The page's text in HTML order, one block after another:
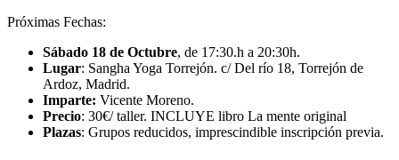
Próximas Fechas:
Sábado 18 de Octubre, de 17:30.h a 20:30h.
Lugar: Sangha Yoga Torrejón. c/ Del río 18, Torrejón de
Ardoz, Madrid.
Imparte: Vicente Moreno.
Precio: 30€/ taller. INCLUYE libro La mente original
Plazas: Grupos reducidos, imprescindible inscripción previa.